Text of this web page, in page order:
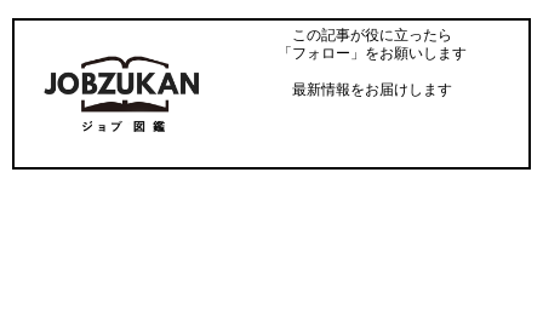
この記事が役に立ったら
「フォロー」をお願いします
最新情報をお届けします